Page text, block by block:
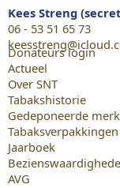
Kees Streng
06 - 53 51 65 73
Donateurs login
Actueel
Over SNT
Tabakshistorie
Gedeponeerde
Tabaksverpakkingen
Jaarboek
AVG